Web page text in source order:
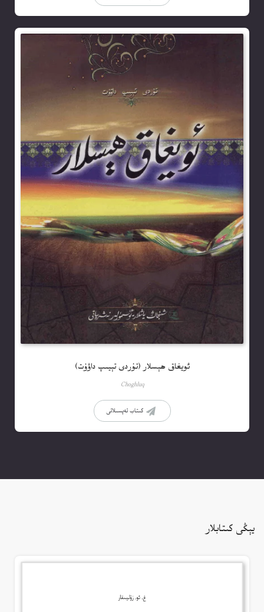
ئويغاق ھېسلار (تۇردى تېيىپ داۋۇت)
Choghluq
كىتاب تەپسىلاتى
يېڭى كىتابلار